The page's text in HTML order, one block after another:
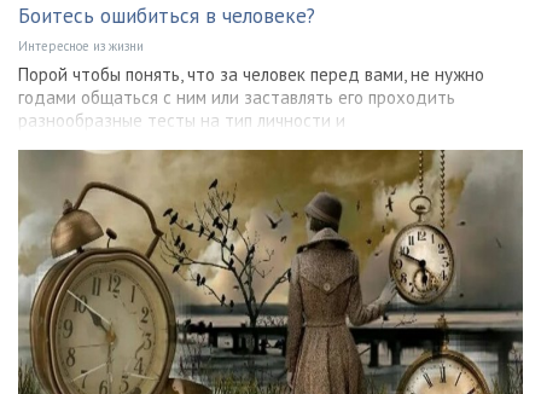
Боитесь ошибиться в человеке?
Интересное из жизни
Порой чтобы понять, что за человек перед вами, не нужно
годами общаться с ним или заставлять его проходить
разнообразные тесты на тип личности и